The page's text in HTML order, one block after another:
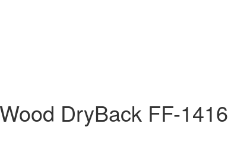
DryBack FF-1416